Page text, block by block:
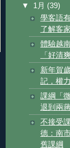
▼ 1月 (39)
學客語
了解客
體驗越
「好清爽
新年賀
記，權
課綱「
退到兩
不接受
德：南
舊課綱